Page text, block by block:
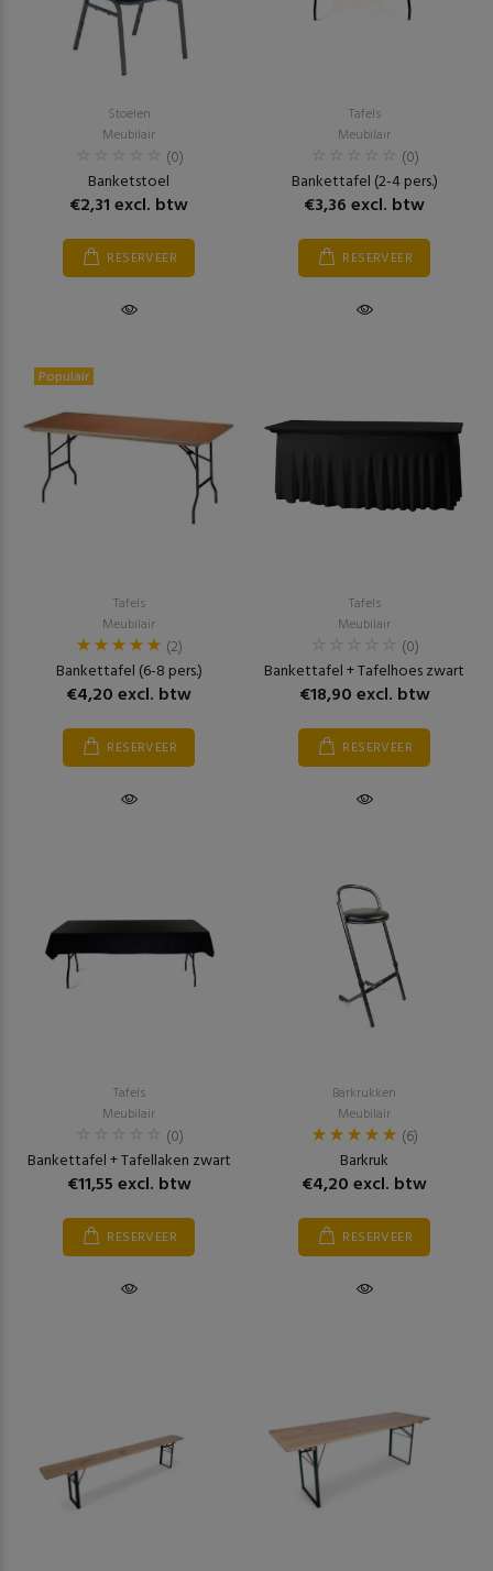
Stoelen
Meubilair
(0)
Banketstoel
€2,31 excl. btw
RESERVEER
Tafels
Meubilair
(0)
Bankettafel (2-4 pers.)
€3,36 excl. btw
RESERVEER
Populair
Tafels
Meubilair
(2)
Bankettafel (6-8 pers.)
€4,20 excl. btw
RESERVEER
Tafels
Meubilair
(0)
Bankettafel + Tafelhoes zwart
€18,90 excl. btw
RESERVEER
Tafels
Meubilair
(0)
Bankettafel + Tafellaken zwart
€11,55 excl. btw
RESERVEER
Barkrukken
Meubilair
(6)
Barkruk
€4,20 excl. btw
RESERVEER